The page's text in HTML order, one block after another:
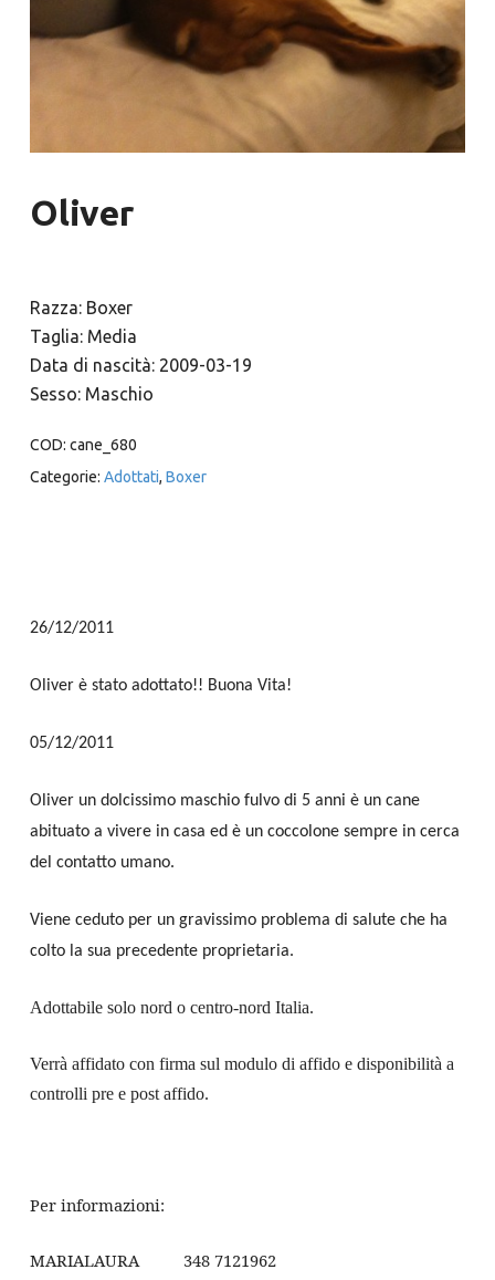
Oliver
Razza: Boxer
Taglia: Media
Data di nascità: 2009-03-19
Sesso: Maschio
COD: cane_680
Categorie: Adottati, Boxer
26/12/2011
Oliver è stato adottato!! Buona Vita!
05/12/2011
Oliver un dolcissimo maschio fulvo di 5 anni è un cane
abituato a vivere in casa ed è un coccolone sempre in cerca
del contatto umano.
Viene ceduto per un gravissimo problema di salute che ha
colto la sua precedente proprietaria.
Adottabile solo nord o centro-nord Italia.
Verrà affidato con firma sul modulo di affido e disponibilità a
controlli pre e post affido.
Per informazioni:
MARIALAURA 348 7121962